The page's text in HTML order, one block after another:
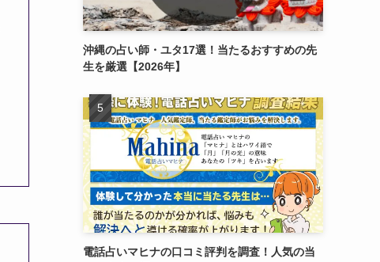
沖縄の占い師・ユタ17選！当たるおすすめの先
生を厳選【2026年】
電話占いマヒナの口コミ評判を調査！人気の当